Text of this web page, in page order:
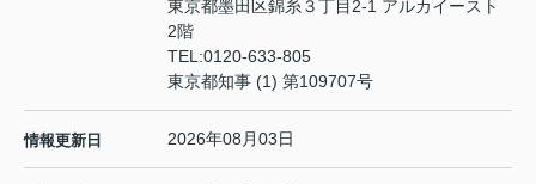
東京都墨田区錦糸３丁目2-1 アルカイースト
2階
TEL:0120-633-805
東京都知事 (1) 第109707号
情報更新日 2026年08月03日